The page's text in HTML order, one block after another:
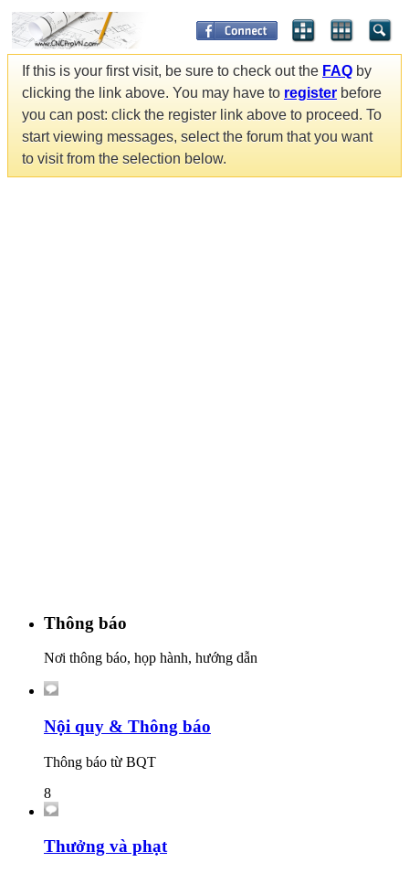
If this is your first visit, be sure to check out the FAQ by
clicking the link above. You may have to register before
you can post: click the register link above to proceed. To
start viewing messages, select the forum that you want
to visit from the selection below.
Thông báo
Nơi thông báo, họp hành, hướng dẫn
Nội quy & Thông báo
Thông báo từ BQT
8
Thưởng và phạt